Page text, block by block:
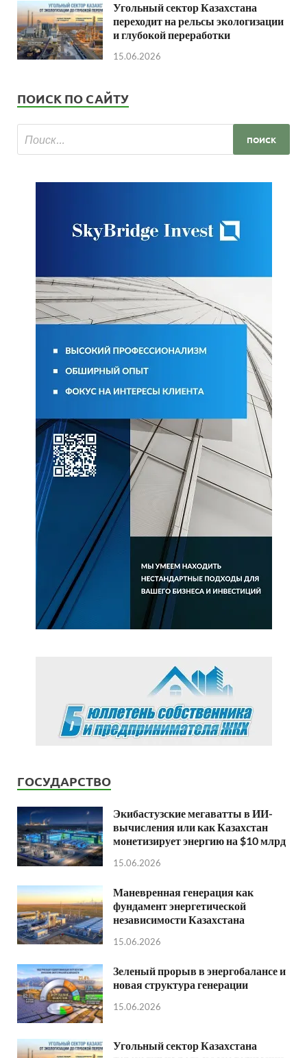
Угольный сектор Казахстана
переходит на рельсы экологизации
и глубокой переработки
15.06.2026
ПОИСК ПО САЙТУ
ГОСУДАРСТВО
Экибастузские мегаватты в ИИ-
вычисления или как Казахстан
монетизирует энергию на $10 млрд
15.06.2026
Маневренная генерация как
фундамент энергетической
независимости Казахстана
15.06.2026
Зеленый прорыв в энергобалансе и
новая структура генерации
15.06.2026
Угольный сектор Казахстана